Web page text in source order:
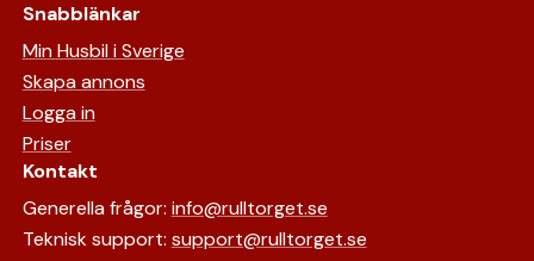
Snabblänkar
Min Husbil i Sverige
Skapa annons
Logga in
Priser
Kontakt
Generella frågor: info@rulltorget.se
Teknisk support: support@rulltorget.se